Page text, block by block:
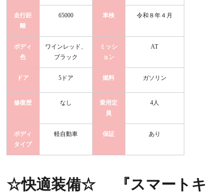
走行距
離
65000 車検 令和８年４月
ボディ
色
ワインレッド、
ブラック
ミッシ
ョン
AT
ドア 5ドア 燃料 ガソリン
修復歴 なし
乗用定
員
4人
ボディ
タイプ
軽自動車 保証 あり
☆快適装備☆ 『スマートキ